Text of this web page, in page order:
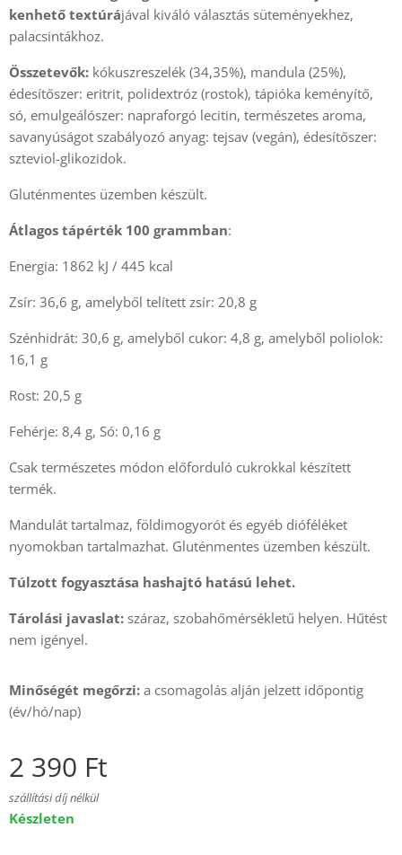
kenhető textúrájával kiváló választás süteményekhez,
palacsintákhoz.
Összetevők: kókuszreszelék (34,35%), mandula (25%),
édesítőszer: eritrit, polidextróz (rostok), tápióka keményítő,
só, emulgeálószer: napraforgó lecitin, természetes aroma,
savanyúságot szabályozó anyag: tejsav (vegán), édesítőszer:
szteviol-glikozidok.
Gluténmentes üzemben készült.
Átlagos tápérték 100 grammban:
Energia: 1862 kJ / 445 kcal
Zsír: 36,6 g, amelyből telített zsír: 20,8 g
Szénhidrát: 30,6 g, amelyből cukor: 4,8 g, amelyből poliolok:
16,1 g
Rost: 20,5 g
Fehérje: 8,4 g, Só: 0,16 g
Csak természetes módon előforduló cukrokkal készített
termék.
Mandulát tartalmaz, földimogyorót és egyéb dióféléket
nyomokban tartalmazhat. Gluténmentes üzemben készült.
Túlzott fogyasztása hashajtó hatású lehet.
Tárolási javaslat: száraz, szobahőmérsékletű helyen. Hűtést
nem igényel.
Minőségét megőrzi: a csomagolás alján jelzett időpontig
(év/hó/nap)
2 390 Ft
szállítási díj nélkül
Készleten